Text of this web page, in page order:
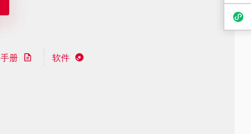
手册 软件